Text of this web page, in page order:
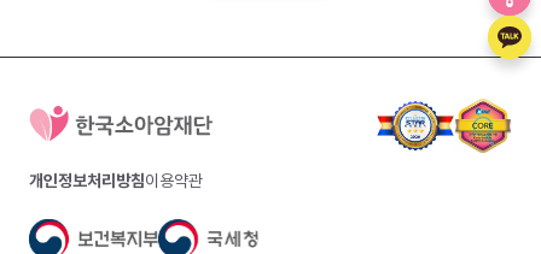
개인정보처리방침이용약관